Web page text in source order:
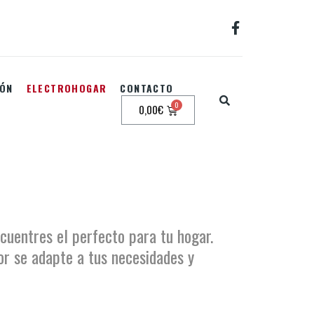
ELECTROHOGAR CONTACTO
0,00€
el perfecto para tu hogar.
se adapte a tus necesidades y